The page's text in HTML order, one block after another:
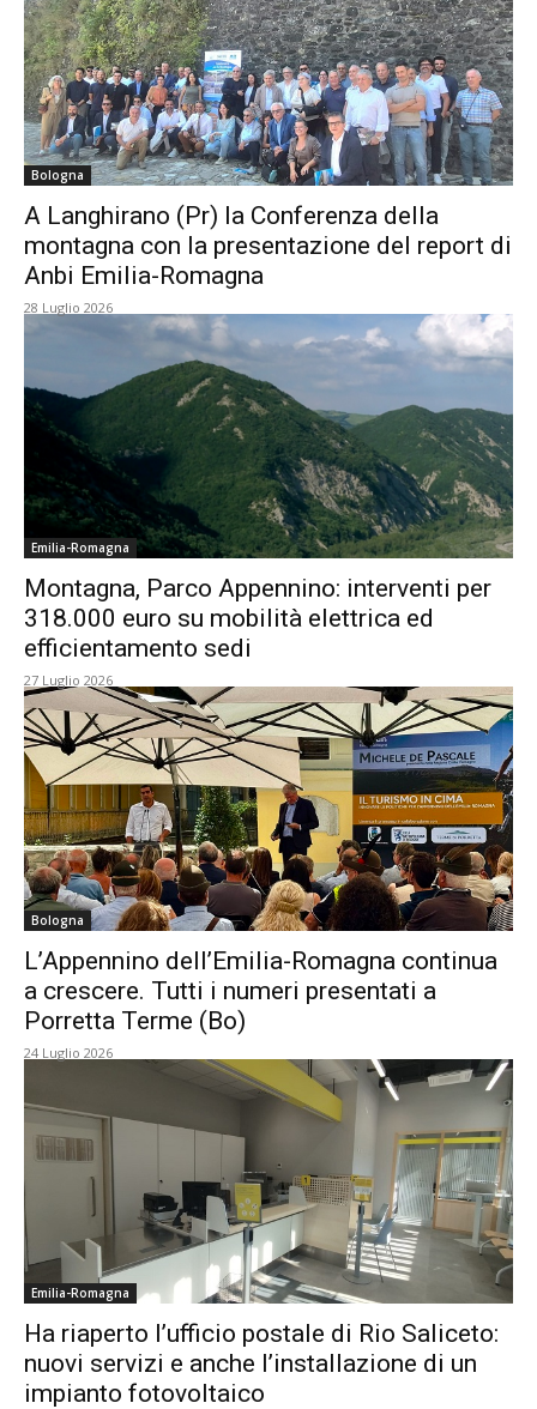
Bologna
A Langhirano (Pr) la Conferenza della
montagna con la presentazione del report di
Anbi Emilia-Romagna
28 Luglio 2026
Emilia-Romagna
Montagna, Parco Appennino: interventi per
318.000 euro su mobilità elettrica ed
efficientamento sedi
27 Luglio 2026
Bologna
L’Appennino dell’Emilia-Romagna continua
a crescere. Tutti i numeri presentati a
Porretta Terme (Bo)
24 Luglio 2026
Emilia-Romagna
Ha riaperto l’ufficio postale di Rio Saliceto:
nuovi servizi e anche l’installazione di un
impianto fotovoltaico